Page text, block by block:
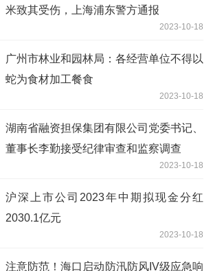
米致其受伤，上海浦东警方通报
2023-10-18
广州市林业和园林局：各经营单位不得以
蛇为食材加工餐食
2023-10-18
湖南省融资担保集团有限公司党委书记、
董事长李勤接受纪律审查和监察调查
2023-10-18
沪深上市公司2023年中期拟现金分红
2030.1亿元
2023-10-18
注意防范！海口启动防汛防风IV级应急响